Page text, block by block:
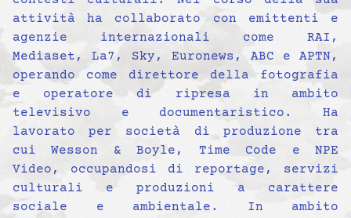
attività ha collaborato con emittenti e
agenzie internazionali come RAI,
Mediaset, La7, Sky, Euronews, ABC e APTN,
operando come direttore della fotografia
e operatore di ripresa in ambito
televisivo e documentaristico. Ha
lavorato per società di produzione tra
cui Wesson & Boyle, Time Code e NPE
Video, occupandosi di reportage, servizi
culturali e produzioni a carattere
sociale e ambientale. In ambito